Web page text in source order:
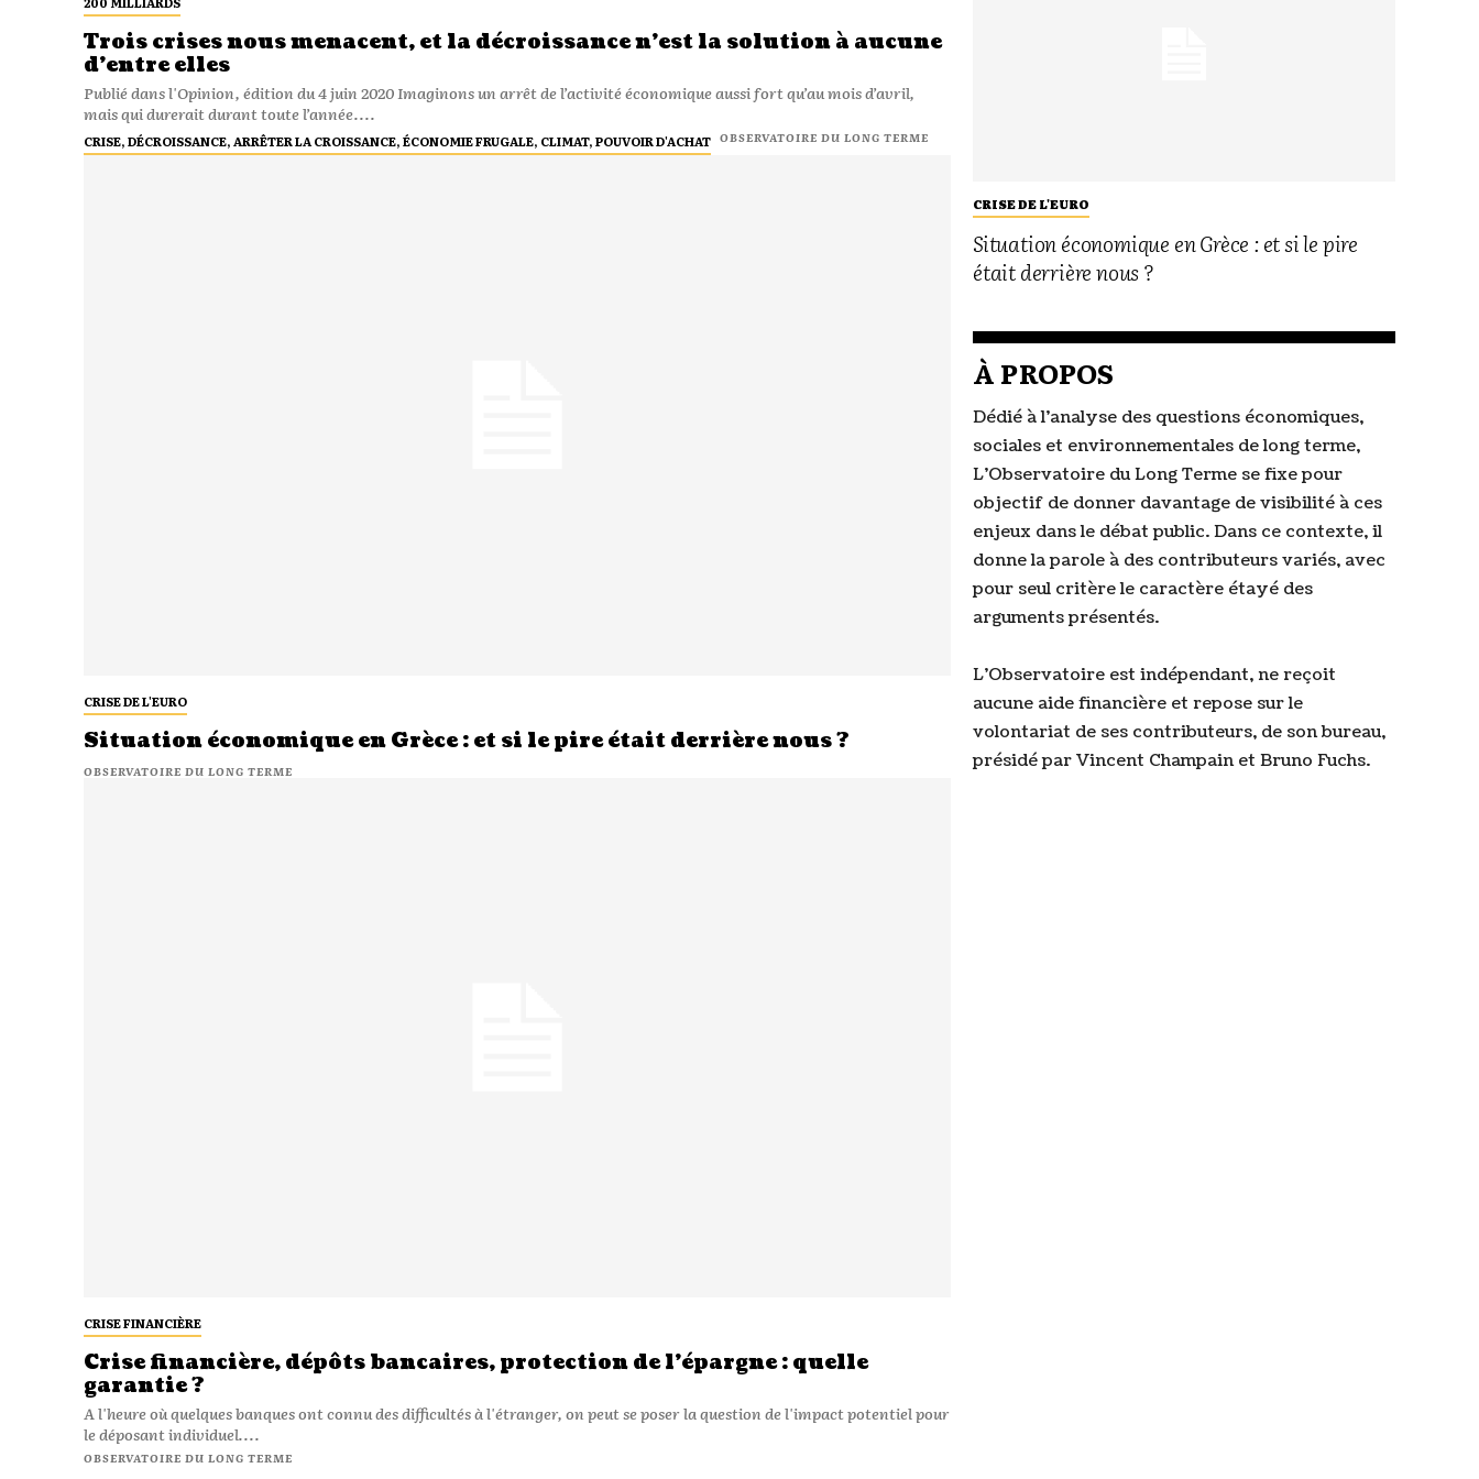
Trois crises nous menacent, et la décroissance n’est la solution à aucune
d’entre elles
Publié dans l'Opinion, édition du 4 juin 2020 Imaginons un arrêt de l’activité économique aussi fort qu’au mois d’avril,
mais qui durerait durant toute l’année....
CRISE, DÉCROISSANCE, ARRÊTER LA CROISSANCE, ÉCONOMIE FRUGALE, CLIMAT, POUVOIR D'ACHAT OBSERVATOIRE DU LONG TERME
CRISE DE L'EURO
Situation économique en Grèce : et si le pire était derrière nous ?
OBSERVATOIRE DU LONG TERME
CRISE FINANCIÈRE
Crise financière, dépôts bancaires, protection de l’épargne : quelle
garantie ?
A l'heure où quelques banques ont connu des difficultés à l'étranger, on peut se poser la question de l'impact potentiel pour
le déposant individuel....
OBSERVATOIRE DU LONG TERME
CRISE DE L'EURO
Situation économique en Grèce : et si le pire
était derrière nous ?
À PROPOS
Dédié à l’analyse des questions économiques,
sociales et environnementales de long terme,
L’Observatoire du Long Terme se fixe pour
objectif de donner davantage de visibilité à ces
enjeux dans le débat public. Dans ce contexte, il
donne la parole à des contributeurs variés, avec
pour seul critère le caractère étayé des
arguments présentés.
L’Observatoire est indépendant, ne reçoit
aucune aide financière et repose sur le
volontariat de ses contributeurs, de son bureau,
présidé par Vincent Champain et Bruno Fuchs.